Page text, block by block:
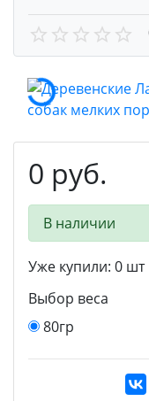
0 руб.
В наличии
Уже купили: 0 шт
Выбор веса
80гр